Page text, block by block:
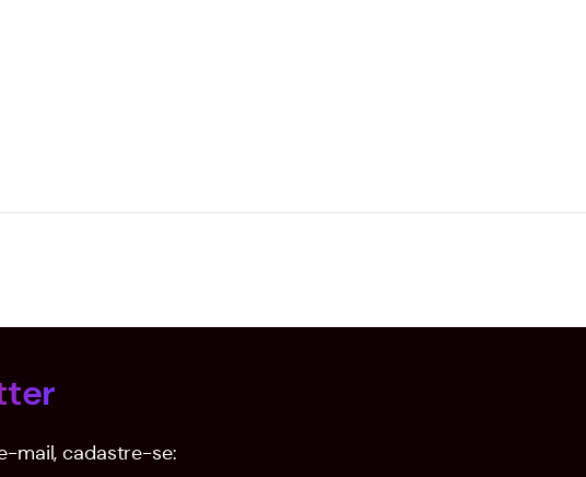
mail, cadastre-se: